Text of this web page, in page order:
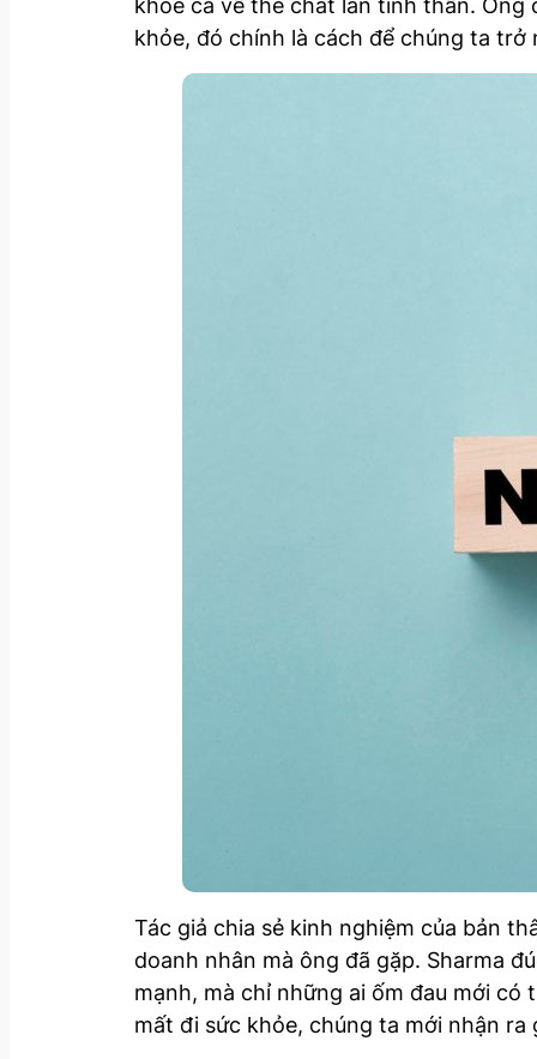
khỏe, đó chính là cách để chúng ta trở
Tác giả chia sẻ kinh nghiệm của bản
doanh nhân mà ông đã gặp. Sharma
mạnh, mà chỉ những ai ốm đau mới có
mất đi sức khỏe, chúng ta mới nhận ra